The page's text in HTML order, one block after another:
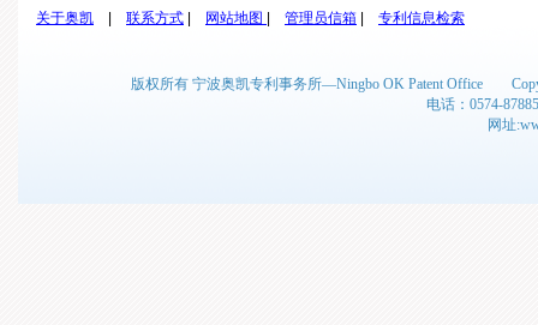
关于奥凯 联系方式 网站地图 管理员信箱 专利信息检索
版权所有 宁波奥凯专利事务所—Ningbo OK Patent Office
电话：0574-
网址